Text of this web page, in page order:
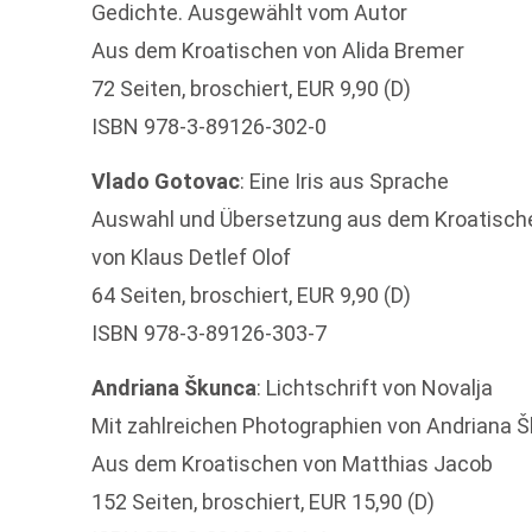
Gedichte. Ausgewählt vom Autor
Aus dem Kroatischen von Alida Bremer
72 Seiten, broschiert, EUR 9,90 (D)
ISBN 978-3-89126-302-0
Vlado Gotovac: Eine Iris aus Sprache
Auswahl und Übersetzung aus dem
von Klaus Detlef Olof
64 Seiten, broschiert, EUR 9,90 (D)
ISBN 978-3-89126-303-7
Andriana Škunca: Lichtschrift von Novalja
Mit zahlreichen Photographien von Andriana
Aus dem Kroatischen von Matthias Jacob
152 Seiten, broschiert, EUR 15,90 (D)